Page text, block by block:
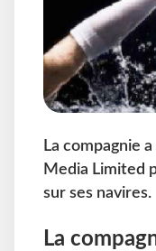
La compagnie
Media Limited
sur ses navires.
La